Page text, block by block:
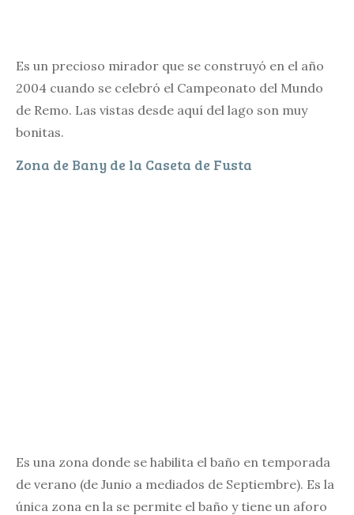
Es un precioso mirador que se construyó en el año
2004 cuando se celebró el Campeonato del Mundo
de Remo. Las vistas desde aquí del lago son muy
bonitas.
Zona de Bany de la Caseta de Fusta
Es una zona donde se habilita el baño en temporada
de verano (de Junio a mediados de Septiembre). Es la
única zona en la se permite el baño y tiene un aforo